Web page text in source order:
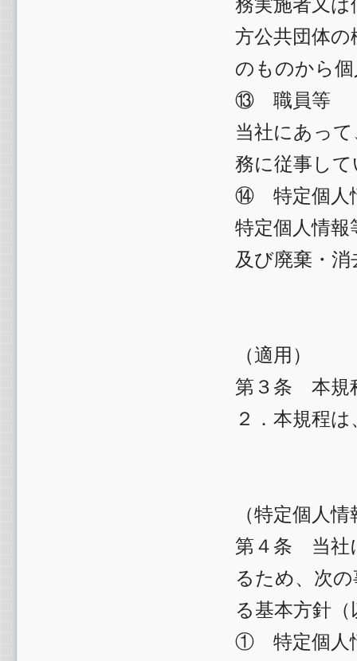
務実施者又
方公共団体の
のものから
⑬ 職員等
当社にあっ
務に従事し
⑭ 特定個人
特定個人情報
及び廃棄・
（適用）
第３条 本規
２．本規程
（特定個人
第４条 当社
るため、次
る基本方針
① 特定個人